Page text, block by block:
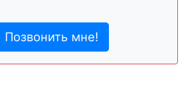
Позвонить мне!